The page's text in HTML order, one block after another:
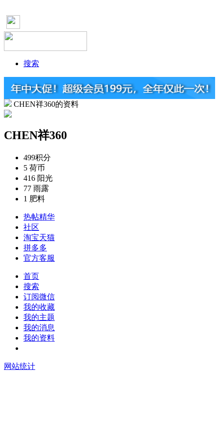
搜索
CHEN祥360的资料
CHEN祥360
499积分
5 荷币
416 阳光
77 雨露
1 肥料
热帖精华
社区
淘宝天猫
拼多多
官方客服
首页
搜索
订阅微信
我的收藏
我的主题
我的消息
我的资料
网站统计